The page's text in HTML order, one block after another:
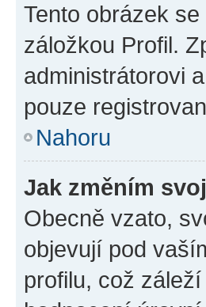
Tento obrázek
záložkou Profil.
administrátorovi
pouze
Nahoru
Jak změním
Obecně vzato,
objevují pod
profilu, což